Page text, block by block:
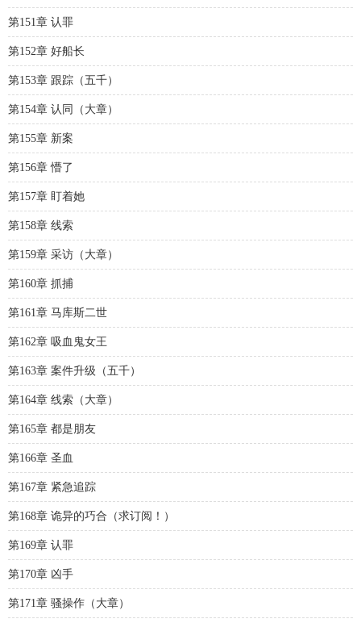
第151章 认罪
第152章 好船长
第153章 跟踪（五千）
第154章 认同（大章）
第155章 新案
第156章 懵了
第157章 盯着她
第158章 线索
第159章 采访（大章）
第160章 抓捕
第161章 马库斯二世
第162章 吸血鬼女王
第163章 案件升级（五千）
第164章 线索（大章）
第165章 都是朋友
第166章 圣血
第167章 紧急追踪
第168章 诡异的巧合（求订阅！）
第169章 认罪
第170章 凶手
第171章 骚操作（大章）